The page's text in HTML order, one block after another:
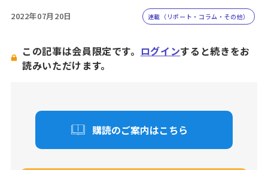
2022年07月20日 連載（リポート・コラム・その他）
この記事は会員限定です。 ログインすると続きをお
読みいただけます。
購読のご案内はこちら